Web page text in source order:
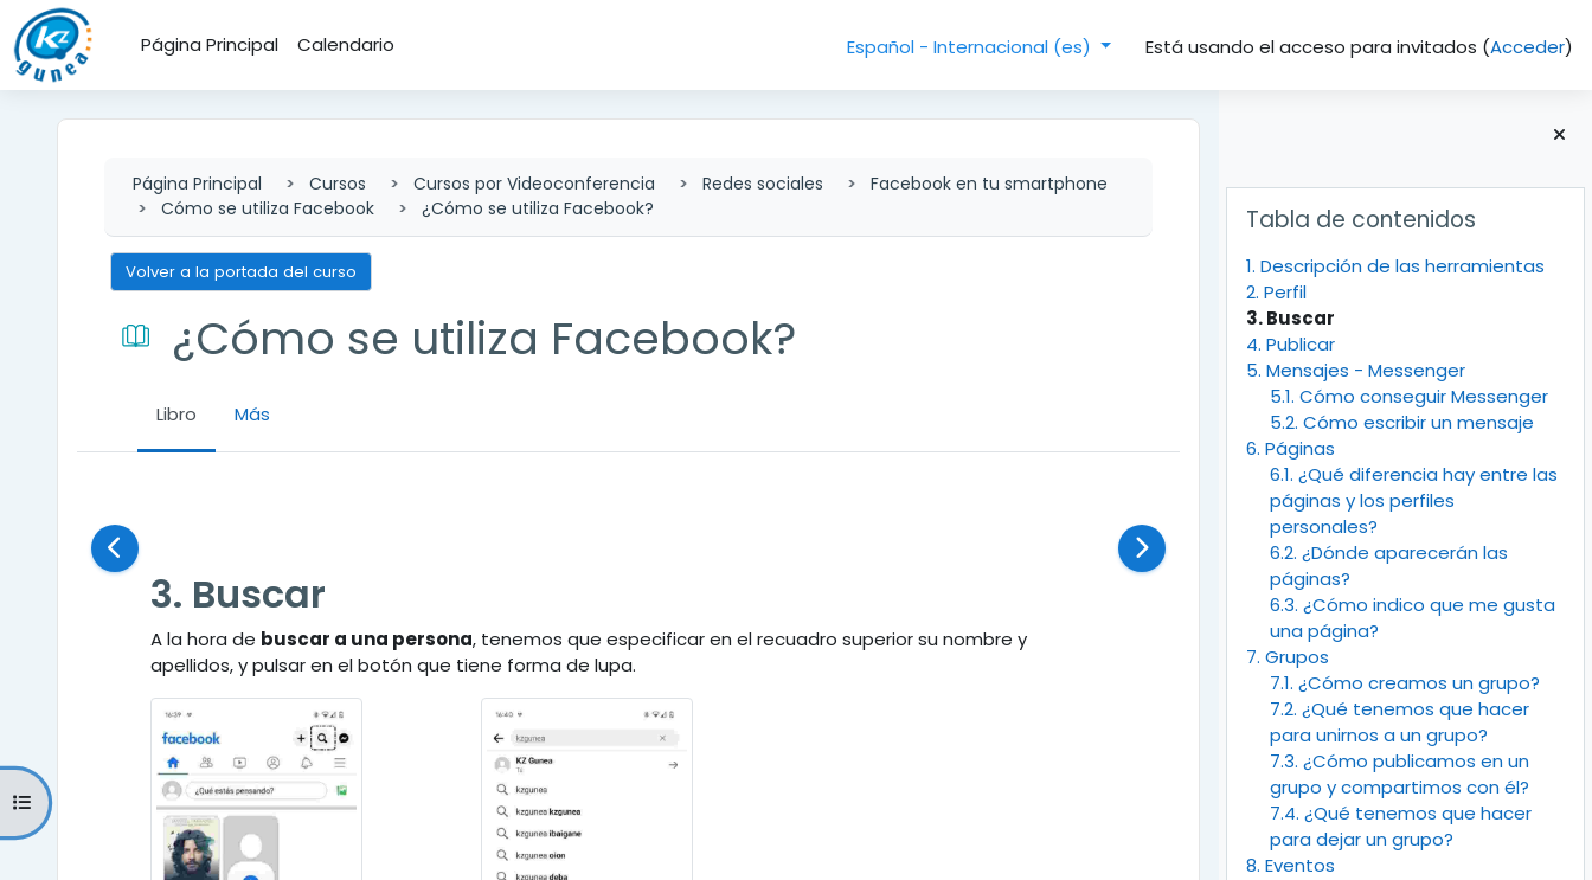
Salta al contenido principal
Página Principal
Calendario Español - Internacional ‎(es)‎ Está usando el acceso para invitados (Acceder)
Bloques
Tabla de contenidos
1. Descripción de las herramientas
2. Perfil
3. Buscar
4. Publicar
5. Mensajes - Messenger
5.1. Cómo conseguir Messenger
5.2. Cómo escribir un mensaje
6. Páginas
6.1. ¿Qué diferencia hay entre las
páginas y los perfiles
personales?
6.2. ¿Dónde aparecerán las
páginas?
6.3. ¿Cómo indico que me gusta
una página?
7. Grupos
7.1. ¿Cómo creamos un grupo?
7.2. ¿Qué tenemos que hacer
para unirnos a un grupo?
7.3. ¿Cómo publicamos en un
grupo y compartimos con él?
7.4. ¿Qué tenemos que hacer
para dejar un grupo?
8. Eventos
Abrir índice del curso
Página Principal Cursos Cursos por Videoconferencia Redes sociales
Facebook en tu smartphone
Cómo se utiliza Facebook
¿Cómo se utiliza Facebook?
Volver a la portada del curso
¿Cómo se utiliza Facebook?
Libro Más
3. Buscar
A la hora de buscar a una persona, tenemos que especificar en el recuadro superior su nombre y
apellidos, y pulsar en el botón que tiene forma de lupa.